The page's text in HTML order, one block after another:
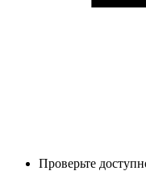
Проверьте